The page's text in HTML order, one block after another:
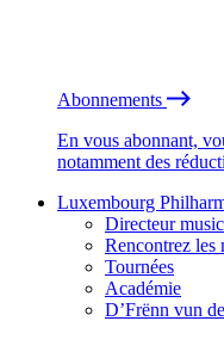
Abonnements
En vous abonnant,
notamment des
Luxembourg
Directeur
Rencontrez les
Tournées
Académie
D’Frënn vun